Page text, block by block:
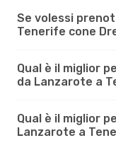
Se volessi
Tenerife cone
Qual è il miglior
da Lanzarote a
Qual è il miglior
Lanzarote a